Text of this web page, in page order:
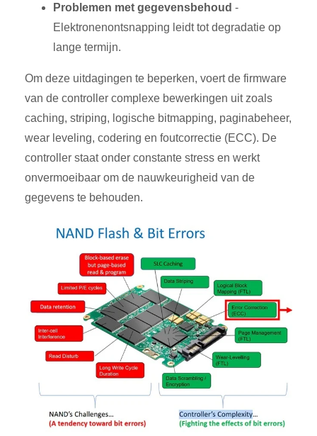
Problemen met gegevensbehoud -
Elektronenontsnapping leidt tot degradatie op
lange termijn.
Om deze uitdagingen te beperken, voert de firmware
van de controller complexe bewerkingen uit zoals
caching, striping, logische bitmapping, paginabeheer,
wear leveling, codering en foutcorrectie (ECC). De
controller staat onder constante stress en werkt
onvermoeibaar om de nauwkeurigheid van de
gegevens te behouden.